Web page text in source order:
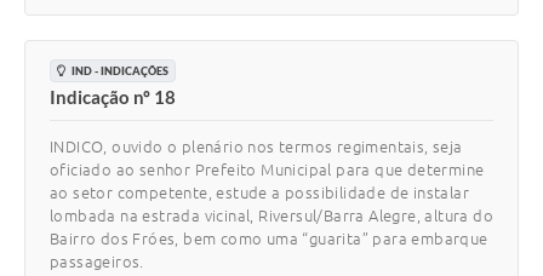
IND - INDICAÇÕES
Indicação nº 18
INDICO, ouvido o plenário nos termos regimentais, seja
oficiado ao senhor Prefeito Municipal para que determine
ao setor competente, estude a possibilidade de instalar
lombada na estrada vicinal, Riversul/Barra Alegre, altura do
Bairro dos Fróes, bem como uma “guarita” para embarque
passageiros.